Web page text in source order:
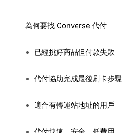
為何要找 Converse 代付
已經挑好商品但付款失敗
代付協助完成最後刷卡步驟
適合有轉運站地址的用戶